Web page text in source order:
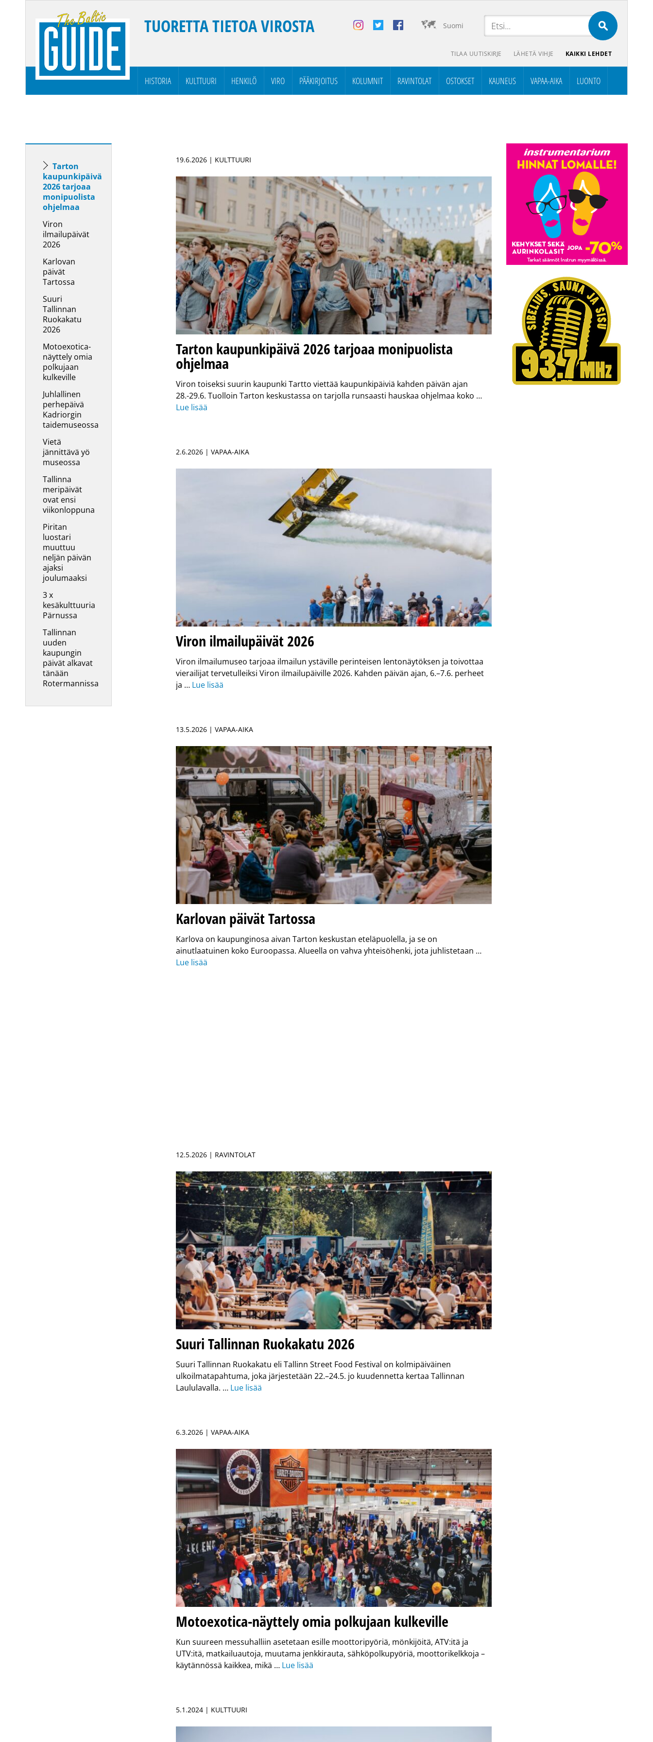
Suomi
TUORETTA TIETOA VIROSTA
TILAA UUTISKIRJE LÄHETÄ VIHJE KAIKKI LEHDET
HISTORIA KULTTUURI HENKILÖ VIRO PÄÄKIRJOITUS KOLUMNIT RAVINTOLAT OSTOKSET KAUNEUS VAPAA-AIKA LUONTO
Tarton
kaupunkipäivä
2026 tarjoaa
monipuolista
ohjelmaa
Viron
ilmailupäivät
2026
Karlovan
päivät
Tartossa
Suuri
Tallinnan
Ruokakatu
2026
Motoexotica-
näyttely omia
polkujaan
kulkeville
Juhlallinen
perhepäivä
Kadriorgin
taidemuseossa
Vietä
jännittävä yö
museossa
Tallinna
meripäivät
ovat ensi
viikonloppuna
Piritan
luostari
muuttuu
neljän päivän
ajaksi
joulumaaksi
3 x
kesäkulttuuria
Pärnussa
Tallinnan
uuden
kaupungin
päivät alkavat
tänään
Rotermannissa
19.6.2026 | KULTTUURI
Tarton kaupunkipäivä 2026 tarjoaa monipuolista
ohjelmaa
Viron toiseksi suurin kaupunki Tartto viettää kaupunkipäiviä kahden päivän ajan
28.-29.6. Tuolloin Tarton keskustassa on tarjolla runsaasti hauskaa ohjelmaa koko …
Lue lisää
2.6.2026 | VAPAA-AIKA
Viron ilmailupäivät 2026
Viron ilmailumuseo tarjoaa ilmailun ystäville perinteisen lentonäytöksen ja toivottaa
vierailijat tervetulleiksi Viron ilmailupäiville 2026. Kahden päivän ajan, 6.–7.6. perheet
ja … Lue lisää
13.5.2026 | VAPAA-AIKA
Karlovan päivät Tartossa
Karlova on kaupunginosa aivan Tarton keskustan eteläpuolella, ja se on
ainutlaatuinen koko Euroopassa. Alueella on vahva yhteisöhenki, jota juhlistetaan …
Lue lisää
12.5.2026 | RAVINTOLAT
Suuri Tallinnan Ruokakatu 2026
Suuri Tallinnan Ruokakatu eli Tallinn Street Food Festival on kolmipäiväinen
ulkoilmatapahtuma, joka järjestetään 22.–24.5. jo kuudennetta kertaa Tallinnan
Laululavalla. … Lue lisää
6.3.2026 | VAPAA-AIKA
Motoexotica-näyttely omia polkujaan kulkeville
Kun suureen messuhalliin asetetaan esille moottoripyöriä, mönkijöitä, ATV:itä ja
UTV:itä, matkailuautoja, muutama jenkkirauta, sähköpolkupyöriä, moottorikelkkoja –
käytännössä kaikkea, mikä … Lue lisää
5.1.2024 | KULTTUURI